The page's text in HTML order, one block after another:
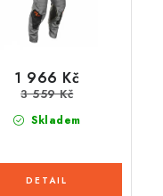
Skladem
1 966 Kč
3 559 Kč